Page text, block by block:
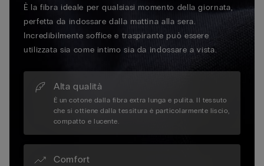
È la fibra ideale per qualsiasi momento della giornata,
perfetta da indossare dalla mattina alla sera.
Incredibilmente soffice e traspirante può essere
utilizzata sia come intimo sia da indossare a vista.
Alta qualità
È un cotone dalla fibra extra lunga e pulita. Il tessuto
che si ottiene dalla tessitura è particolarmente liscio,
compatto e lucente.
Comfort